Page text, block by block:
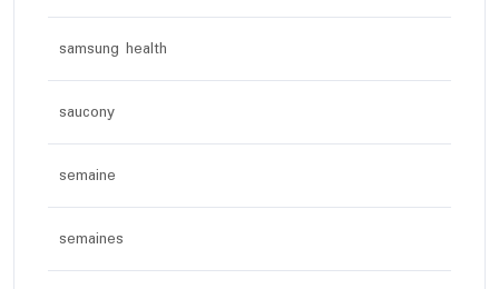
samsung health
saucony
semaine
semaines